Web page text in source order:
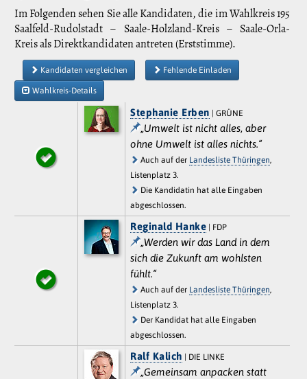
Im Folgenden sehen Sie alle Kandidaten, die im Wahlkreis 195
Saalfeld-Rudolstadt – Saale-Holzland-Kreis – Saale-Orla-
Kreis als Direktkandidaten antreten (Erststimme).
Kandidaten vergleichen Fehlende Einladen
Wahlkreis-Details
Stephanie Erben | GRÜNE
„Umwelt ist nicht alles, aber
ohne Umwelt ist alles nichts.“
Auch auf der Landesliste Thüringen,
Listenplatz 3.
Die Kandidatin hat alle Eingaben
abgeschlossen.
Reginald Hanke | FDP
„Werden wir das Land in dem
sich die Zukunft am wohlsten
fühlt.“
Auch auf der Landesliste Thüringen,
Listenplatz 3.
Der Kandidat hat alle Eingaben
abgeschlossen.
Ralf Kalich | DIE LINKE
„Gemeinsam anpacken statt